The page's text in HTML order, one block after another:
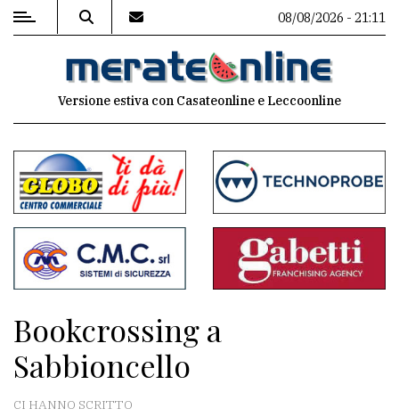
MENU
commenti
Contenuti
del
sito
Associazioni
Meteo
08/08/2026 - 21:11
Versione estiva con Casateonline e Leccoonline
Bookcrossing a
Sabbioncello
CI HANNO SCRITTO